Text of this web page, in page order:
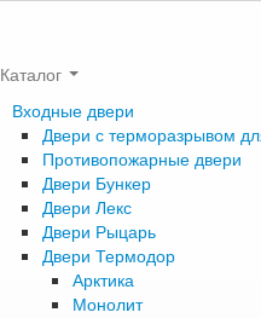
Каталог
Входные двери
Двери с терморазрывом
Противопожарные двери
Двери Бункер
Двери Лекс
Двери Рыцарь
Двери Термодор
Арктика
Монолит